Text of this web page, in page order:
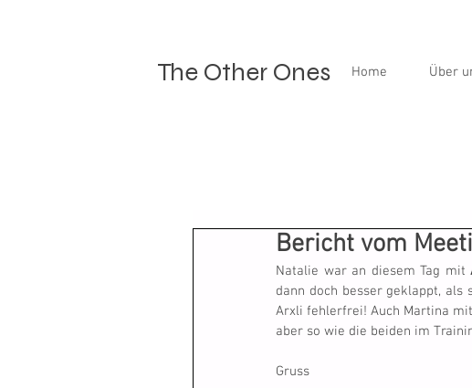
The Other Ones Home Über
Bericht vom
Natalie war an diesem Tag mit
dann doch besser geklappt,
Arxli fehlerfrei! Auch Martina
aber so wie die beiden im
Gruss